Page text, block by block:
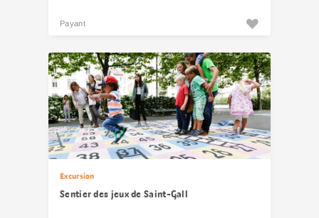
Payant
Excursion
Sentier des jeux de Saint-Gall